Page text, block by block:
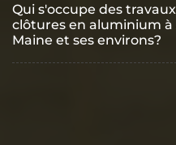
Qui s'occupe des
clôtures en aluminium à
Maine et ses environs?